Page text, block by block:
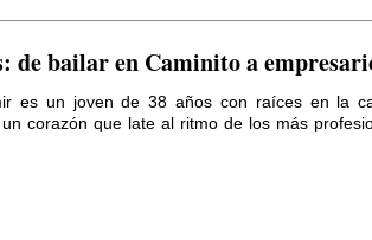
de bailar en Caminito a
es un joven de 38 años con raíces en la
corazón que late al ritmo de los más